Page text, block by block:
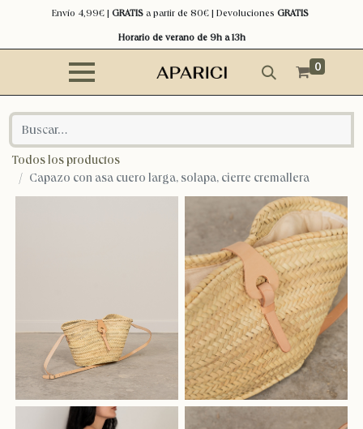
Envío 4,99€ | GRATISa partir de 80€ | Devoluciones GRATIS
Horario de verano de 9h a 13h
0
Todos los productos
Capazo con asa cuero larga, solapa, cierre cremallera